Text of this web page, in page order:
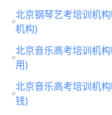
北京钢琴艺考培训机
机构)
北京音乐高考培训机
用)
北京音乐高考培训机
钱)